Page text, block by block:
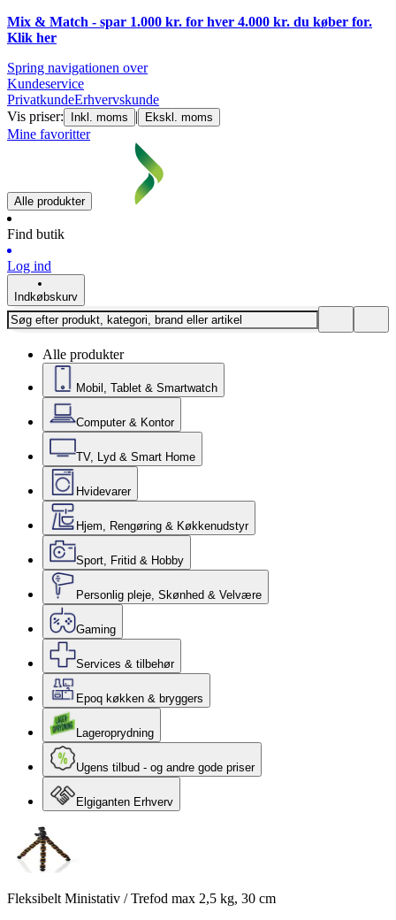
Mix & Match - spar 1.000 kr. for hver 4.000 kr. du køber for.
Klik her
Spring navigationen over
Kundeservice
PrivatkundeErhvervskunde
Vis priser:
Inkl. moms | Ekskl. moms
Mine favoritter
Alle produkter
Find butik
Log ind
Indkøbskurv
Alle produkter
Mobil, Tablet & Smartwatch
Computer & Kontor
TV, Lyd & Smart Home
Hvidevarer
Hjem, Rengøring & Køkkenudstyr
Sport, Fritid & Hobby
Personlig pleje, Skønhed & Velvære
Gaming
Services & tilbehør
Epoq køkken & bryggers
Lageroprydning
Ugens tilbud - og andre gode priser
Elgiganten Erhverv
Fleksibelt Ministativ / Trefod max 2,5 kg, 30 cm